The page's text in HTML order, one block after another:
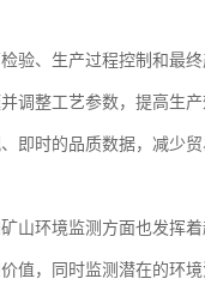
验、生产过程控制和最终
调整工艺参数，提高生产
即时的品质数据，减少贸
山环境监测方面也发挥着
值，同时监测潜在的环